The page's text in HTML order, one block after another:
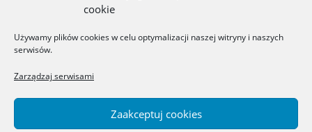
cookie
Używamy plików cookies w celu optymalizacji naszej witryny i naszych
serwisów.
Zarządzaj serwisami
Zaakceptuj cookies